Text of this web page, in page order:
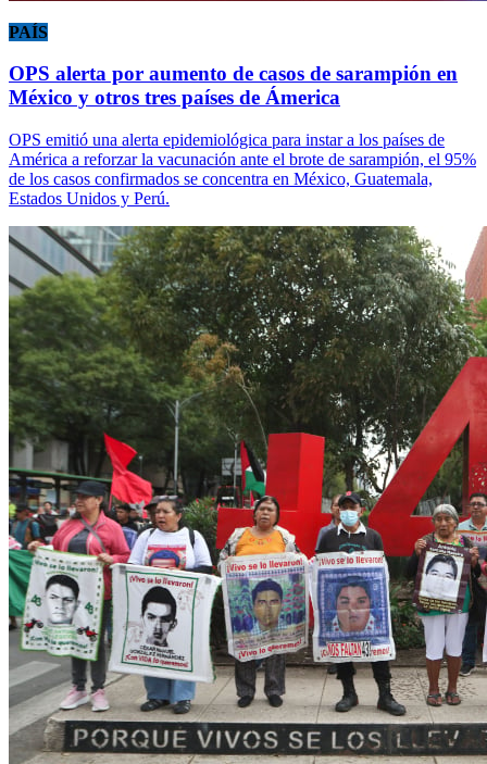
PAÍS
OPS alerta por aumento de casos de sarampión en
México y otros tres países de Ámerica
OPS emitió una alerta epidemiológica para instar a los países de
América a reforzar la vacunación ante el brote de sarampión, el 95%
de los casos confirmados se concentra en México, Guatemala,
Estados Unidos y Perú.